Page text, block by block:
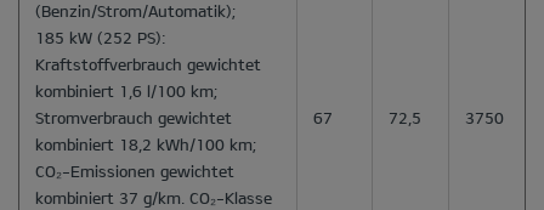
(Benzin/Strom/Automatik);
185 kW (252 PS):
Kraftstoffverbrauch gewichtet
kombiniert 1,6 l/100 km;
Stromverbrauch gewichtet
kombiniert 18,2 kWh/100 km;
CO₂-Emissionen gewichtet
kombiniert 37 g/km. CO₂-Klasse
67 72,5 3750